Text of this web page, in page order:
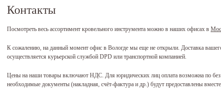
Контакты
Посмотреть весь ассортимент кровельного инструмента можно в наших офисах в
К сожалению, на данный момент офис в Вологде мы еще не открыли. Доставка
осуществляется курьерской службой DPD или транспортной компанией.
Цены на наши товары включают НДС. Для юридических лиц оплата возможна по
необходимые документы (накладная, счёт-фактура и др.) будут предоставлены